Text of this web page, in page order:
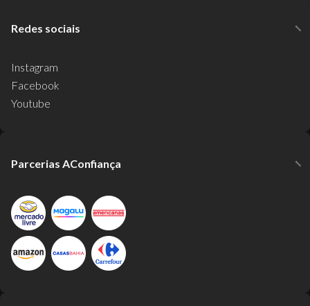
Redes sociais
Instagram
Facebook
Youtube
Parcerias AConfiança